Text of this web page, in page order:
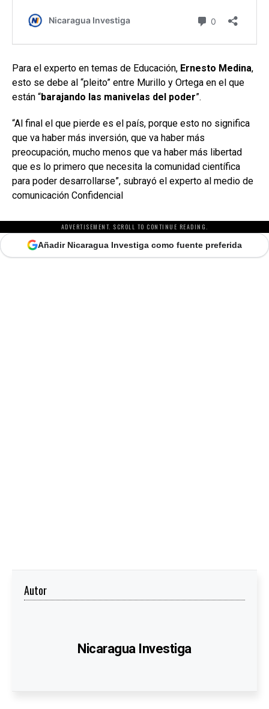
Para el experto en temas de Educación, Ernesto Medina,
esto se debe al “pleito” entre Murillo y Ortega en el que
están “barajando las manivelas del poder”.
“Al final el que pierde es el país, porque esto no significa
que va haber más inversión, que va haber más
preocupación, mucho menos que va haber más libertad
que es lo primero que necesita la comunidad científica
para poder desarrollarse”, subrayó el experto al medio de
comunicación Confidencial
ADVERTISEMENT. SCROLL TO CONTINUE READING.
Añadir Nicaragua Investiga como fuente preferida
Autor
Nicaragua Investiga